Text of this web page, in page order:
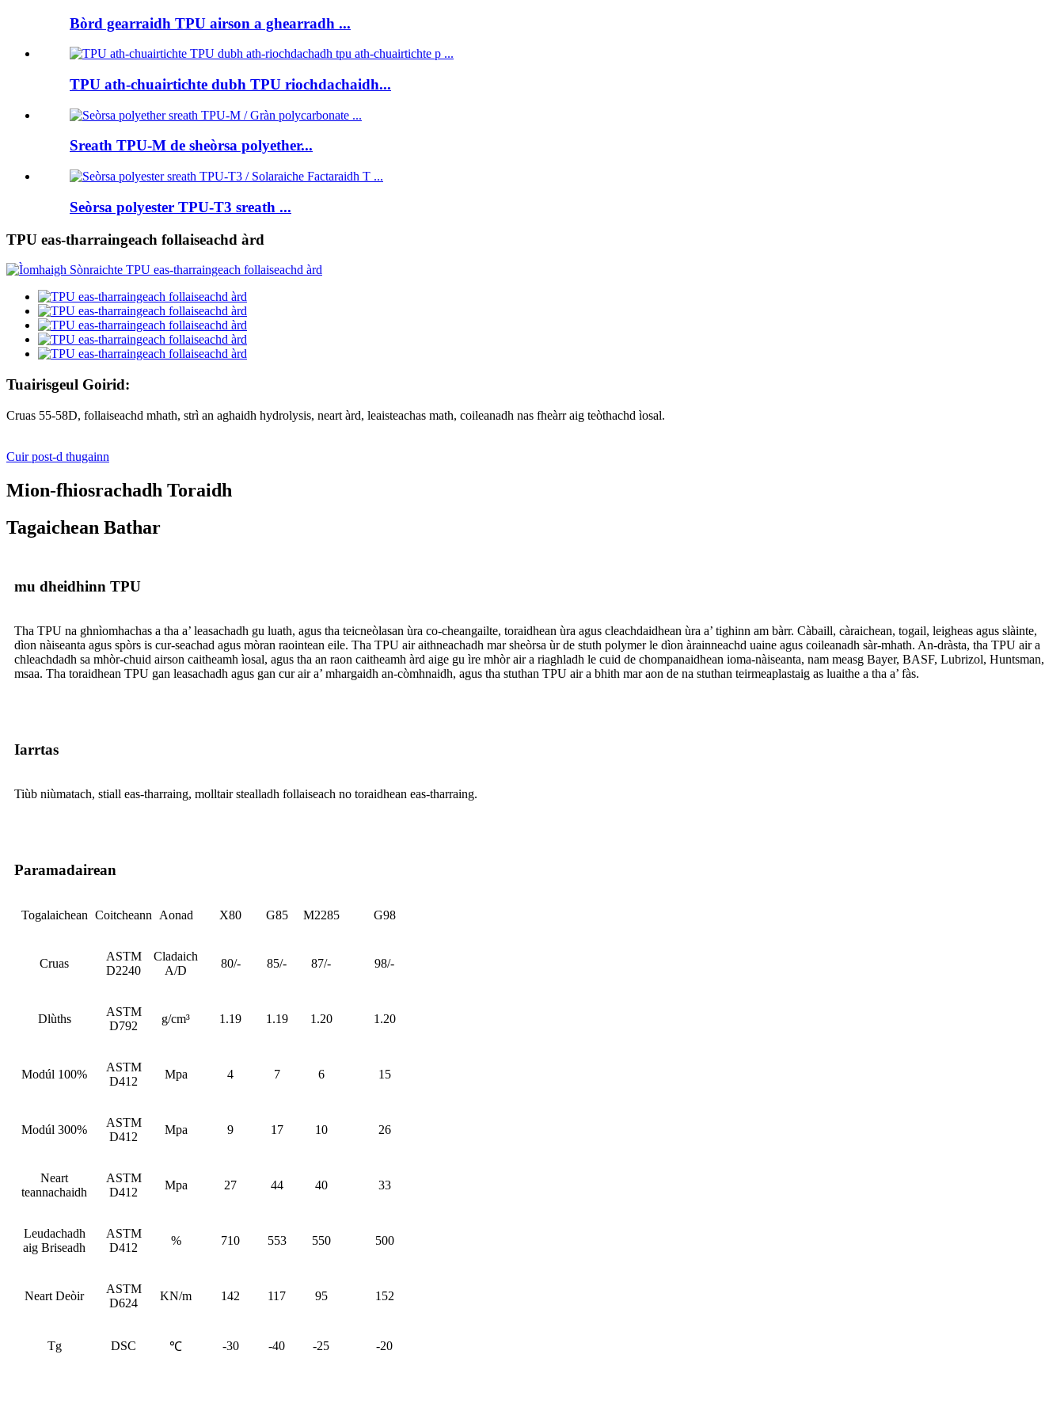
Bòrd gearraidh TPU airson a ghearradh ...
TPU ath-chuairtichte dubh TPU riochdachaidh...
Sreath TPU-M de sheòrsa polyether...
Seòrsa polyester TPU-T3 sreath ...
TPU eas-tharraingeach follaiseachd àrd
Tuairisgeul Goirid:
Cruas 55-58D, follaiseachd mhath, strì an aghaidh hydrolysis, neart àrd, leaisteachas math, coileanadh nas fheàrr aig teòthachd ìosal.
Cuir post-d thugainn
Mion-fhiosrachadh Toraidh
Tagaichean Bathar
mu dheidhinn TPU
Tha TPU na ghnìomhachas a tha a’ leasachadh gu luath, agus tha teicneòlasan ùra co-cheangailte, toraidhean ùra agus cleachdaidhean ùra a’ tighinn am bàrr. Càbaill, càraichean, togail, leigheas agus slàinte,
dìon nàiseanta agus spòrs is cur-seachad agus mòran raointean eile. Tha TPU air aithneachadh mar sheòrsa ùr de stuth polymer le dìon àrainneachd uaine agus coileanadh sàr-mhath. An-dràsta, tha TPU air a
chleachdadh sa mhòr-chuid airson caitheamh ìosal, agus tha an raon caitheamh àrd aige gu ìre mhòr air a riaghladh le cuid de chompanaidhean ioma-nàiseanta, nam measg Bayer, BASF, Lubrizol, Huntsman,
msaa. Tha toraidhean TPU gan leasachadh agus gan cur air a’ mhargaidh an-còmhnaidh, agus tha stuthan TPU air a bhith mar aon de na stuthan teirmeaplastaig as luaithe a tha a’ fàs.
Iarrtas
Tiùb niùmatach, stiall eas-tharraing, molltair stealladh follaiseach no toraidhean eas-tharraing.
Paramadairean
Togalaichean Coitcheann Aonad X80 G85 M2285 G98
Cruas
ASTM
D2240
Cladaich
A/D
80/- 85/- 87/- 98/-
Dlùths
ASTM
D792
g/cm³ 1.19 1.19 1.20 1.20
Modúl 100%
ASTM
D412
Mpa 4 7 6 15
Modúl 300%
ASTM
D412
Mpa 9 17 10 26
Neart
teannachaidh
ASTM
D412
Mpa 27 44 40 33
Leudachadh
aig Briseadh
ASTM
D412
% 710 553 550 500
Neart Deòir
ASTM
D624
KN/m 142 117 95 152
Tg DSC ℃ -30 -40 -25 -20